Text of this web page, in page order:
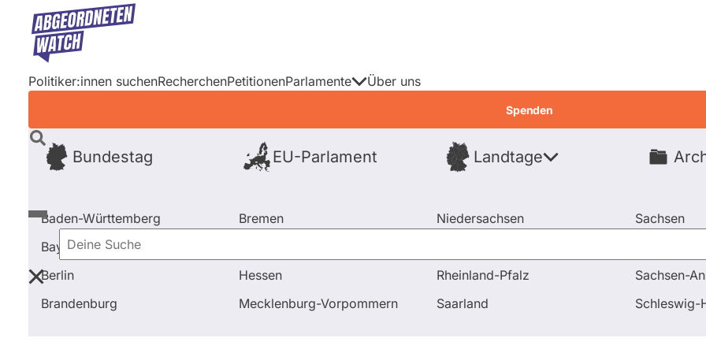
Direkt
Inhalt
Politiker:innen suchenRecherchenPetitionenParlamente
Bundestag EU-Parlament Landtage
Baden-Württemberg
Bayern
Berlin
Brandenburg
Bremen
Hessen
Mecklenburg-Vorpommern
Niedersachsen
Rheinland-Pfalz
Saarland
Sachsen
Sachsen-
Schleswig-
Über uns
Spenden
Deine
Suche
Startseite Blog Antwort-Ranking 2023: Wie antworten Ihre Abgeordneten? Antwort-Ranking